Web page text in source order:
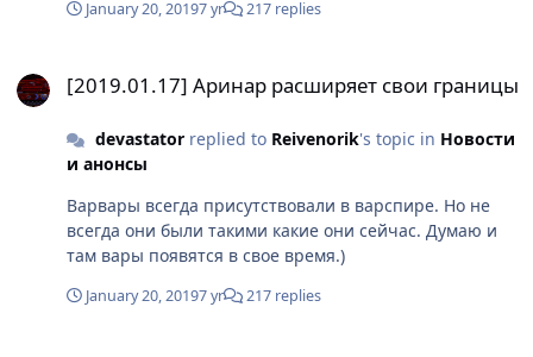
будет только расти. Это значит,что не каждый "бомж"
January 20, 20197 yr 217 replies
[2019.01.17] Аринар расширяет свои границы
devastatorreplied to Reivenorik's topic in Новости
и анонсы
Варвары всегда присутствовали в варспире. Но не
всегда они были такими какие они сейчас. Думаю и
там вары появятся в свое время.)
January 20, 20197 yr 217 replies